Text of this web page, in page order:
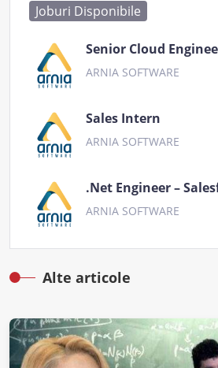
Joburi Disponibile
Senior Cloud
ARNIA SOFTWARE
Sales Intern
ARNIA SOFTWARE
.Net Engineer –
ARNIA SOFTWARE
Alte articole